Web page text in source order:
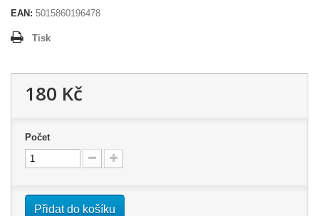
EAN: 5015860196478
Tisk
180 Kč
Počet
Přidat do košíku